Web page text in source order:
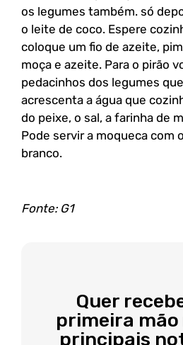
os legumes também. só
o leite de coco. Espere
coloque um fio de azeite,
moça e azeite. Para o pirão
pedacinhos dos legumes
acrescenta a água que
do peixe, o sal, a farinha de
Pode servir a moqueca com
branco.
Fonte: G1
Quer
primeira mão
principais